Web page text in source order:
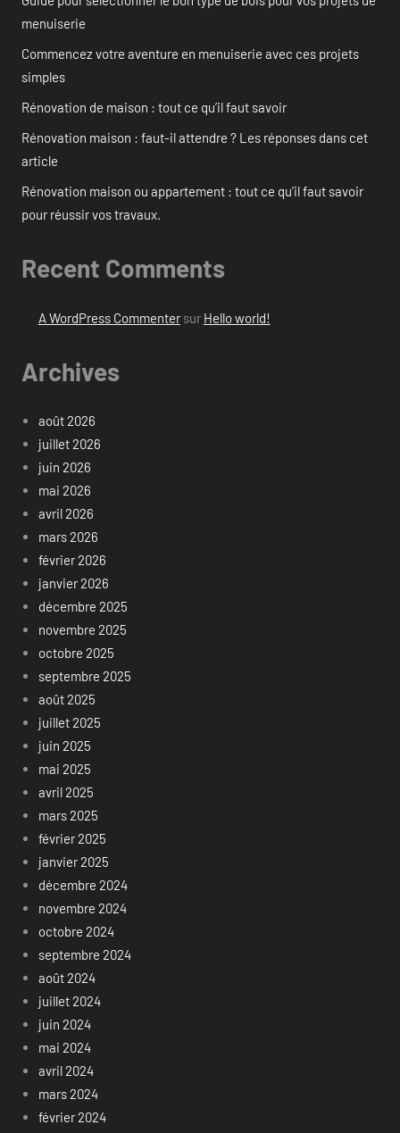
menuiserie
Commencez votre aventure en menuiserie avec ces projets
simples
Rénovation de maison : tout ce qu’il faut savoir
Rénovation maison : faut-il attendre ? Les réponses dans cet
article
Rénovation maison ou appartement : tout ce qu’il faut savoir
pour réussir vos travaux.
Recent Comments
A WordPress Commentersur Hello world!
Archives
août 2026
juillet 2026
juin 2026
mai 2026
avril 2026
mars 2026
février 2026
janvier 2026
décembre 2025
novembre 2025
octobre 2025
septembre 2025
août 2025
juillet 2025
juin 2025
mai 2025
avril 2025
mars 2025
février 2025
janvier 2025
décembre 2024
novembre 2024
octobre 2024
septembre 2024
août 2024
juillet 2024
juin 2024
mai 2024
avril 2024
mars 2024
février 2024